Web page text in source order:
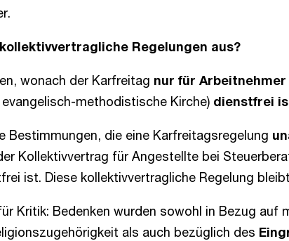
Regelungen aus?
wonach der Karfreitag nur für
methodistische Kirche) dienstfrei
Bestimmungen, die eine Karfreitagsregelung
Kollektivvertrag für Angestellte bei
ist. Diese kollektivvertragliche Regelung
Kritik: Bedenken wurden sowohl in Bezug auf
als auch bezüglich des